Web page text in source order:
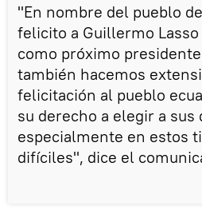
"En nombre del pueblo
felicito a Guillermo
como próximo
también hacemos
felicitación al pueblo
su derecho a elegir a sus
especialmente en estos
difíciles", dice el